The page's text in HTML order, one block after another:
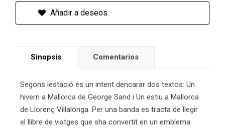
Añadir a deseos
Sinopsis Comentarios
Segons lestació és un intent dencarar dos textos: Un
hivern a Mallorca de George Sand i Un estiu a Mallorca
de Llorenç Villalonga. Per una banda es tracta de llegir
el llibre de viatges que sha convertit en un emblema